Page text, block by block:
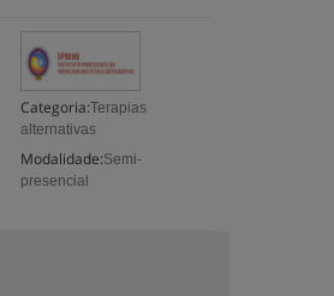
Categoria:Terapias
alternativas
Modalidade:Semi-
presencial